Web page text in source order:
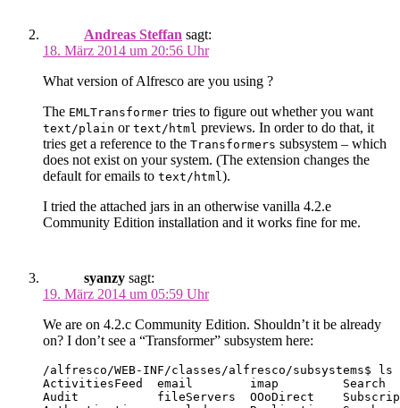
Andreas Steffan sagt:
18. März 2014 um 20:56 Uhr
What version of Alfresco are you using ?
The EMLTransformer tries to figure out whether you want
text/plain or text/html previews. In order to do that, it
tries get a reference to the Transformers subsystem – which
does not exist on your system. (The extension changes the
default for emails to text/html).
I tried the attached jars in an otherwise vanilla 4.2.e
Community Edition installation and it works fine for me.
syanzy sagt:
19. März 2014 um 05:59 Uhr
We are on 4.2.c Community Edition. Shouldn’t it be already
on? I don’t see a “Transformer” subsystem here:
/alfresco/WEB-INF/classes/alfresco/subsystems$ ls
ActivitiesFeed  email        imap         Search
Audit           fileServers  OOoDirect